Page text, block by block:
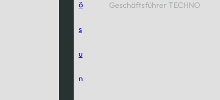
ö
s
u
n
Geschäftsführer TECHNO